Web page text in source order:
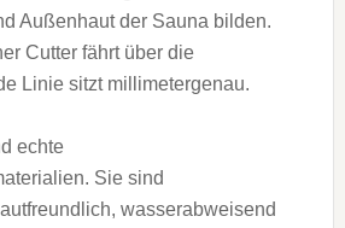
Außenhaut der Sauna bilden.
Cutter fährt über die
Linie sitzt millimetergenau.
echte
Sie sind
wasserabweisend